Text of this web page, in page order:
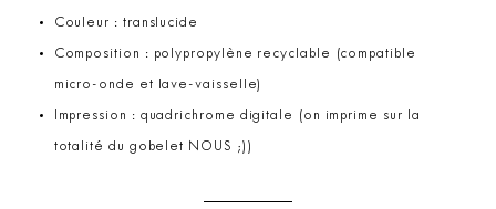
Couleur : translucide
Composition : polypropylène recyclable (compatible
micro-onde et lave-vaisselle)
Impression : quadrichrome digitale (on imprime sur la
totalité du gobelet NOUS ;))